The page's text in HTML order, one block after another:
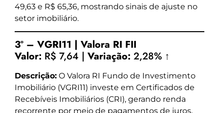
49,63 e R$ 65,36, mostrando sinais de ajuste no
setor imobiliário.
3º – VGRI11 | Valora RI FII
Valor: R$ 7,64 | Variação: 2,28% ↑
Descrição: O Valora RI Fundo de Investimento
Imobiliário (VGRI11) investe em Certificados de
Recebíveis Imobiliários (CRI), gerando renda
recorrente por meio de pagamentos de juros.